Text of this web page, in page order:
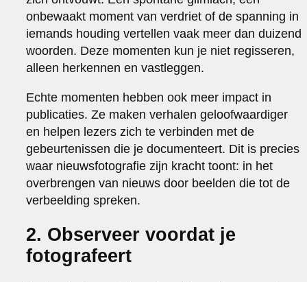
onbewaakt moment van verdriet of de spanning in
iemands houding vertellen vaak meer dan duizend
woorden. Deze momenten kun je niet regisseren,
alleen herkennen en vastleggen.
Echte momenten hebben ook meer impact in
publicaties. Ze maken verhalen geloofwaardiger
en helpen lezers zich te verbinden met de
gebeurtenissen die je documenteert. Dit is precies
waar nieuwsfotografie zijn kracht toont: in het
overbrengen van nieuws door beelden die tot de
verbeelding spreken.
2. Observeer voordat je
fotografeert